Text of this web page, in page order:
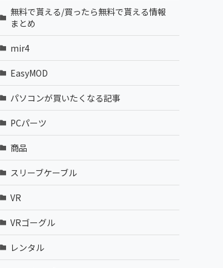
無料で貰える/買ったら無料で貰える情報
まとめ
mir4
EasyMOD
パソコンが買いたくなる記事
PCパーツ
商品
スリーブケーブル
VR
VRゴーグル
レンタル